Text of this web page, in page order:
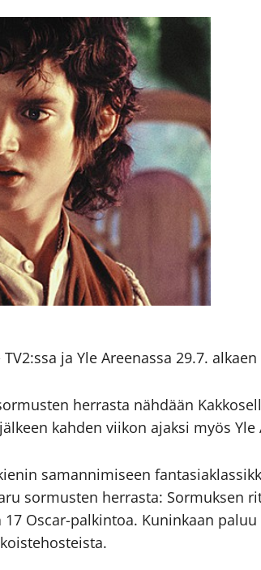
ja Yle Areenassa 29.7. alkaen
herrasta nähdään
kahden viikon ajaksi myös Yle
samannimiseen
sormusten herrasta: Sormuksen
Oscar-palkintoa. Kuninkaan